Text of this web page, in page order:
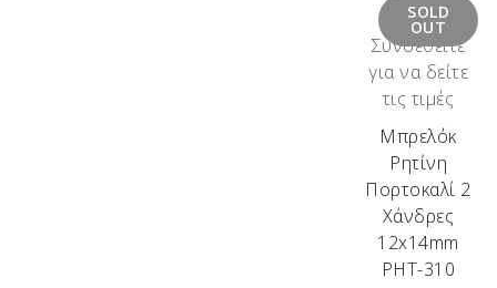
SOLD
OUT
Συνδεθείτε
για να δείτε
τις τιμές
Μπρελόκ
Ρητίνη
Πορτοκαλί 2
Χάνδρες
12x14mm
ΡΗΤ-310